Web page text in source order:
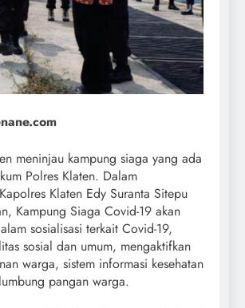
meninjau kampung siaga yang ada
Polres Klaten. Dalam
Klaten Edy Suranta Sitepu
Kampung Siaga Covid-19 akan
sosialisasi terkait Covid-19,
sosial dan umum, mengaktifkan
warga, sistem informasi kesehatan
pangan warga.